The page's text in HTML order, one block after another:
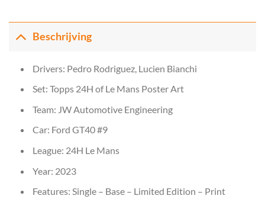
Beschrijving
Drivers: Pedro Rodriguez, Lucien Bianchi
Set: Topps 24H of Le Mans Poster Art
Team: JW Automotive Engineering
Car: Ford GT40 #9
League: 24H Le Mans
Year: 2023
Features: Single – Base – Limited Edition – Print